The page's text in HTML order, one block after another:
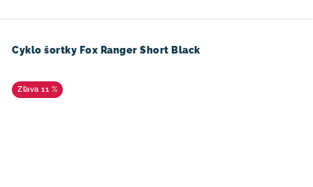
Cyklo šortky Fox Ranger Short Black
11 %